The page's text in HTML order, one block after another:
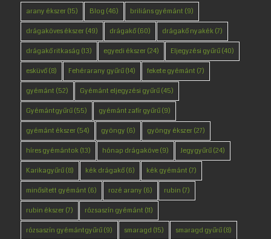
arany ékszer(15) Blog (46) briliáns gyémánt (9)
drágaköves ékszer(49) drágakő(60) drágakő nyakék(7)
drágakő ritkaság (13) egyedi ékszer(24) Eljegyzési gyűrű(40)
esküvő(8) Fehérarany gyűrű(14) fekete gyémánt (7)
gyémánt (52) Gyémánt eljegyzési gyűrű(45)
Gyémántgyűrű(55) gyémánt zafír gyűrű(9)
gyémánt ékszer(54) gyöngy (6) gyöngy ékszer(27)
híres gyémántok(13) hónap drágaköve(9) Jegygyűrű(24)
Karikagyűrű(8) kék drágakő(6) kék gyémánt (7)
minősített gyémánt (6) rozé arany (6) rubin (7)
rubin ékszer(7) rózsaszín gyémánt (11)
rózsaszín gyémántgyűrű(9) smaragd (15) smaragd gyűrű(8)